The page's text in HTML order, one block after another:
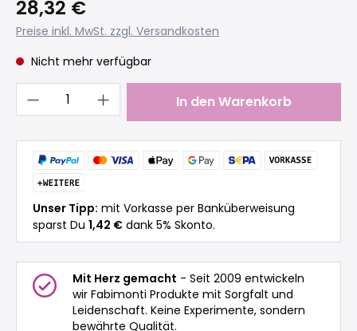
28,32 €
Preise inkl. MwSt. zzgl. Versandkosten
Nicht mehr verfügbar
Produkt Anzahl: Gib den
In den Warenkorb
Unser Tipp: mit Vorkasse per Banküberweisung
sparst Du 1,42 € dank 5% Skonto.
Mit Herz gemacht - Seit 2009 entwickeln
wir Fabimonti Produkte mit Sorgfalt und
Leidenschaft. Keine Experimente, sondern
bewährte Qualität.